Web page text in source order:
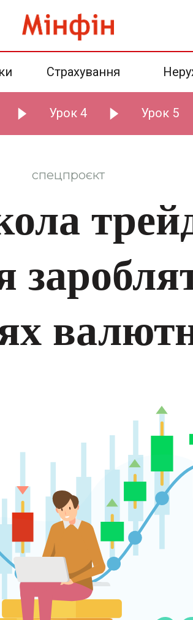
Страхування
Урок 4 Урок 5
спецпроєкт